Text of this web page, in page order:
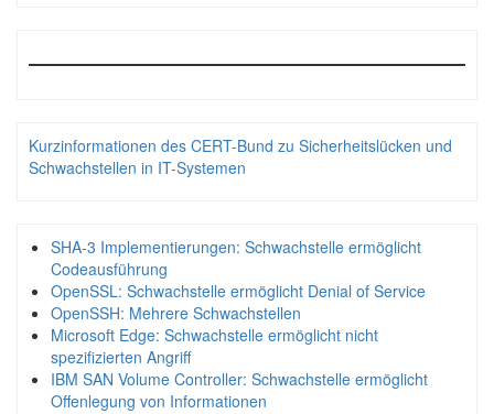
Kurzinformationen des CERT-Bund zu Sicherheitslücken und
Schwachstellen in IT-Systemen
SHA-3 Implementierungen: Schwachstelle ermöglicht
Codeausführung
OpenSSL: Schwachstelle ermöglicht Denial of Service
OpenSSH: Mehrere Schwachstellen
Microsoft Edge: Schwachstelle ermöglicht nicht
spezifizierten Angriff
IBM SAN Volume Controller: Schwachstelle ermöglicht
Offenlegung von Informationen